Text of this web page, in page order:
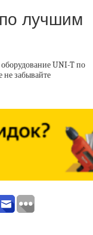
лучшим
оборудование UNI-T по
забывайте